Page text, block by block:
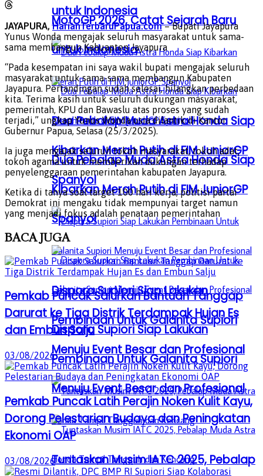
untuk Indonesia
Dua Pebalap Muda Astra Honda Siap
Kibarkan Merah Putih di FIM JuniorGP
Spanyol
Dispora Supiori Siap Lakukan
Pembinaan Untuk Galanita Supiori
Menuju Event Besar dan Profesional
Tuntaskan Musim IATC 2025, Pebalap
MotoGP 2026, Catat Sejarah Baru
untuk Indonesia
Dua Pebalap Muda Astra Honda Siap
Kibarkan Merah Putih di FIM JuniorGP
Spanyol
Dispora Supiori Siap Lakukan
Pembinaan Untuk Galanita Supiori
Menuju Event Besar dan Profesional
JAYAPURA,HarianTerbaruPapua.com– Bupati Jayapura
Yunus Wonda mengajak seluruh masyarakat untuk sama-
sama membangun Kabuapten Jayapura
“Pada kesempatan ini saya wakil bupati mengajak seluruh
masyarakat untuk sama-sama membangun Kabupaten
Jayapura. Pertandingan sudah selesai, hilangkan perbedaan
kita. Terima kasih untuk seluruh dukungan masyarakat,
pemerintah, KPU dan Bawaslu atas proses yang sudah
terjadi,” ungkap Yunus Wonda usia dilantik di Kantor
Gubernur Papua, Selasa (25/3/2025).
Ia juga mengajak seluruh tokoh masyarakat, tokoh adat,
tokoh agama untuk memberikan dukungan terhadap
penyelenggaraan pemerintahan kabupaten Jayapura.
Ketika di tanya soal target 100 hari kerja, politisi partai
Demokrat ini mengaku tidak mempunyai target namun
yang menjadi fokus adalah penataan pemerintahan
BACAJUGA
Pemkab Puncak Salurkan Bantuan Tanggap
Darurat ke Tiga Distrik Terdampak Hujan Es
dan Embun Salju
03/08/2026
Pemkab Puncak Latih Perajin Noken Kulit Kayu,
Dorong Pelestarian Budaya dan Peningkatan
Ekonomi OAP
03/08/2026